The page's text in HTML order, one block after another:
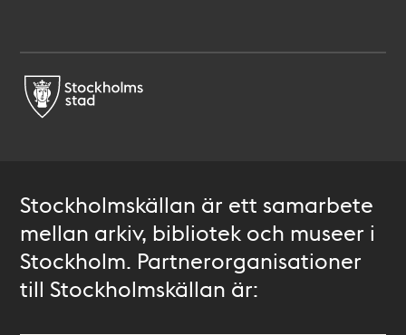
Stockholmskällan är ett samarbete
mellan arkiv, bibliotek och museer i
Stockholm. Partnerorganisationer
till Stockholmskällan är: